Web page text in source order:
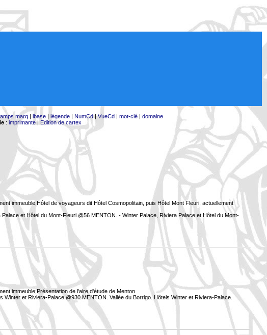
marq| lbase| légende| NumCd|VueCd| mot-clé| domaine
: imprimante|Edition de cartex
immeuble;Hôtel de voyageurs dit Hôtel Cosmopolitain, puis Hôtel Mont Fleuri, actuellement
et Hôtel du Mont-Fleuri.@56 MENTON. - Winter Palace, Riviera Palace et Hôtel du Mont-
immeuble;Présentation de l'aire d'étude de Menton
et Riviera-Palace.@930 MENTON. Vallée du Borrigo. Hôtels Winter et Riviera-Palace.